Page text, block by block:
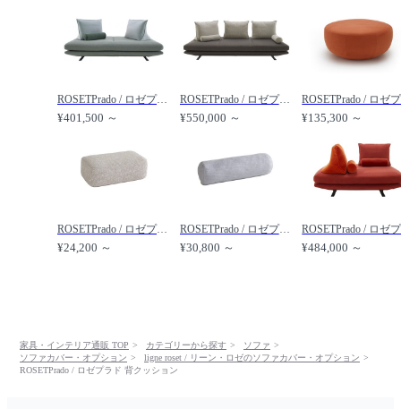
ROSETPrado / ロゼプラド 2P /
¥401,500 ～
ROSETPrado / ロゼプラド 3P /
¥550,000 ～ ¥135,300 ～
ROSETPrado / ロゼプラド アームクッション /
¥24,200 ～
ROSETPrado / ロゼプラド ボルスター /
¥30,800 ～ ¥484,000 ～
家具・インテリア通販 TOP カテゴリーから探す
ソファ
ソファカバー・オプション
ligne roset / リーン・ロゼのソファカバー・オプション
ROSETPrado / ロゼプラド 背クッション